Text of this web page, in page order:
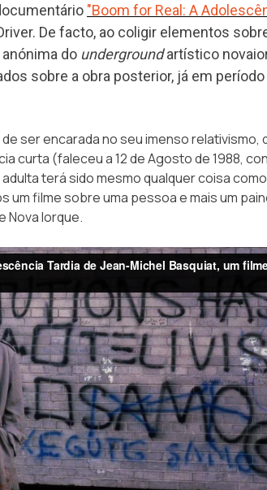
"Boom for Real: A
De facto, ao coligir elementos
do undergroundartístico
sobre a obra posterior, já em
ser encarada no seu imenso relativismo,
curta (faleceu a 12 de Agosto de 1988,
terá sido mesmo qualquer coisa
um filme sobre uma pessoa e mais um
Nova Iorque.